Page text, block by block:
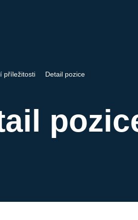
příležitosti Detail pozice